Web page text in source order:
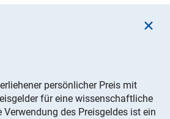
persönlicher Preis mit
für eine wissenschaftliche
Verwendung des Preisgeldes ist ein